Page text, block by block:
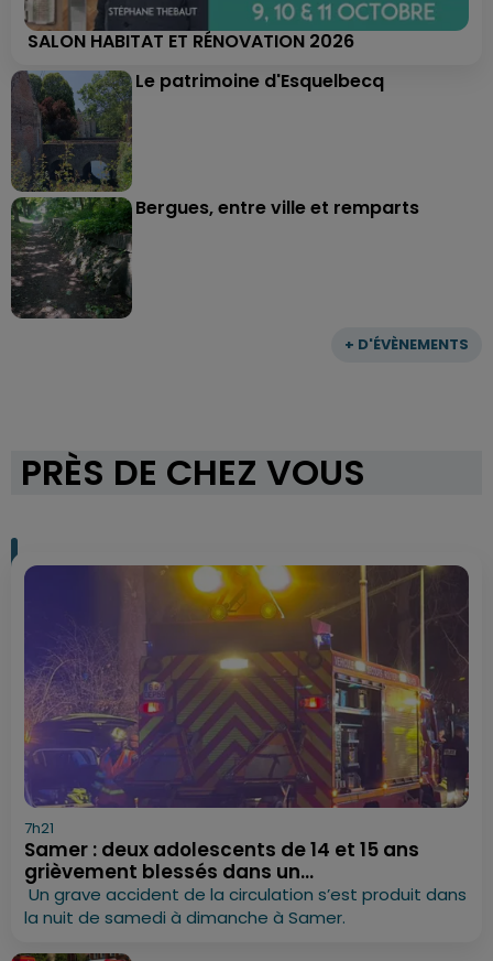
+ D'ÉVÈNEMENTS
SALON HABITAT ET RÉNOVATION 2026
Le patrimoine d'Esquelbecq
Bergues, entre ville et remparts
PRÈS DE CHEZ VOUS
7h21
Samer : deux adolescents de 14 et 15 ans
grièvement blessés dans un...
Un grave accident de la circulation s’est produit dans
la nuit de samedi à dimanche à Samer.